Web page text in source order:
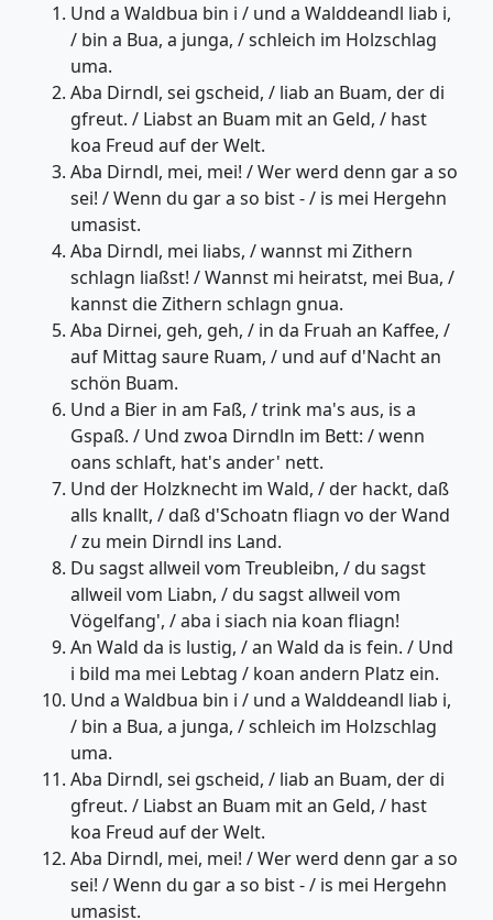
Und a Waldbua bin i / und a Walddeandl liab i,
/ bin a Bua, a junga, / schleich im Holzschlag
uma.
Aba Dirndl, sei gscheid, / liab an Buam, der di
gfreut. / Liabst an Buam mit an Geld, / hast
koa Freud auf der Welt.
Aba Dirndl, mei, mei! / Wer werd denn gar a so
sei! / Wenn du gar a so bist - / is mei Hergehn
umasist.
Aba Dirndl, mei liabs, / wannst mi Zithern
schlagn liaßst! / Wannst mi heiratst, mei Bua, /
kannst die Zithern schlagn gnua.
Aba Dirnei, geh, geh, / in da Fruah an Kaffee, /
auf Mittag saure Ruam, / und auf d'Nacht an
schön Buam.
Und a Bier in am Faß, / trink ma's aus, is a
Gspaß. / Und zwoa Dirndln im Bett: / wenn
oans schlaft, hat's ander' nett.
Und der Holzknecht im Wald, / der hackt, daß
alls knallt, / daß d'Schoatn fliagn vo der Wand
/ zu mein Dirndl ins Land.
Du sagst allweil vom Treubleibn, / du sagst
allweil vom Liabn, / du sagst allweil vom
Vögelfang', / aba i siach nia koan fliagn!
An Wald da is lustig, / an Wald da is fein. / Und
i bild ma mei Lebtag / koan andern Platz ein.
Und a Waldbua bin i / und a Walddeandl liab i,
/ bin a Bua, a junga, / schleich im Holzschlag
uma.
Aba Dirndl, sei gscheid, / liab an Buam, der di
gfreut. / Liabst an Buam mit an Geld, / hast
koa Freud auf der Welt.
Aba Dirndl, mei, mei! / Wer werd denn gar a so
sei! / Wenn du gar a so bist - / is mei Hergehn
umasist.